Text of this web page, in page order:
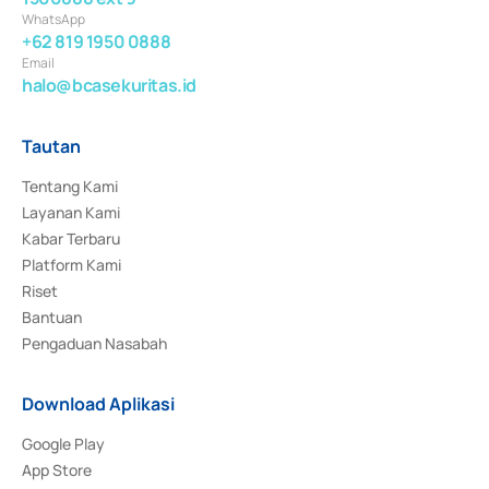
WhatsApp
+62 819 1950 0888
Email
halo@bcasekuritas.id
Tautan
Tentang Kami
Layanan Kami
Kabar Terbaru
Platform Kami
Riset
Bantuan
Pengaduan Nasabah
Download Aplikasi
Google Play
App Store